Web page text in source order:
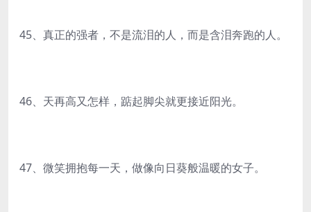
45、真正的强者，不是流泪的人，而是含泪奔跑的人。
46、天再高又怎样，踮起脚尖就更接近阳光。
47、微笑拥抱每一天，做像向日葵般温暖的女子。